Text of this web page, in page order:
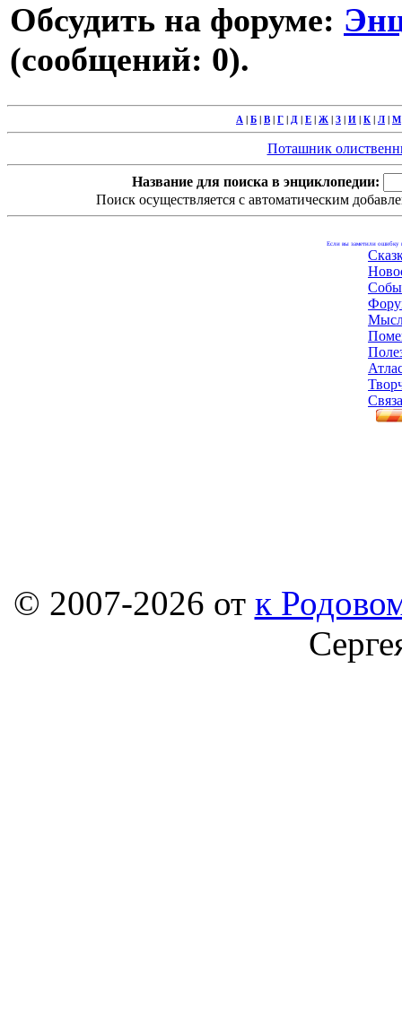
Обсудить на форуме:
(сообщений: 0).
А | Б | В | Г | Д | Е | Ж | З | И | К | Л | М
Поташник
Название для поиска в энциклопедии:
Поиск осуществляется с автоматическим
Если вы заметили ошибку
© 2007-2026 от к